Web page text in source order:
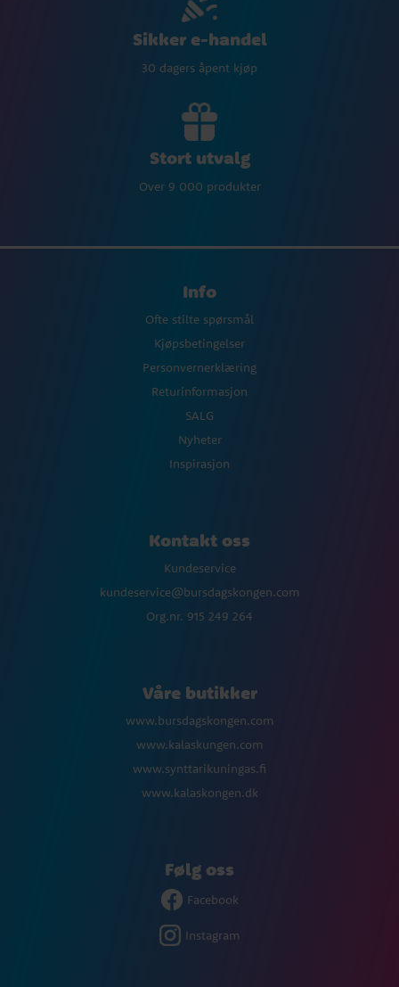
Sikker e-handel
30 dagers åpent kjøp
Stort utvalg
Over 9 000 produkter
Info
Ofte stilte spørsmål
Kjøpsbetingelser
Personvernerklæring
Returinformasjon
SALG
Nyheter
Inspirasjon
Kontakt oss
Kundeservice
kundeservice@bursdagskongen.com
Org.nr. 915 249 264
Våre butikker
www.bursdagskongen.com
www.kalaskungen.com
www.synttarikuningas.fi
www.kalaskongen.dk
Følg oss
Facebook
Instagram